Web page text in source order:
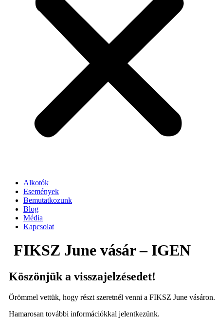
Alkotók
Események
Bemutatkozunk
Blog
Média
Kapcsolat
FIKSZ June vásár – IGEN
Köszönjük a visszajelzésedet!
Örömmel vettük, hogy részt szeretnél venni a FIKSZ June vásáron.
Hamarosan további információkkal jelentkezünk.